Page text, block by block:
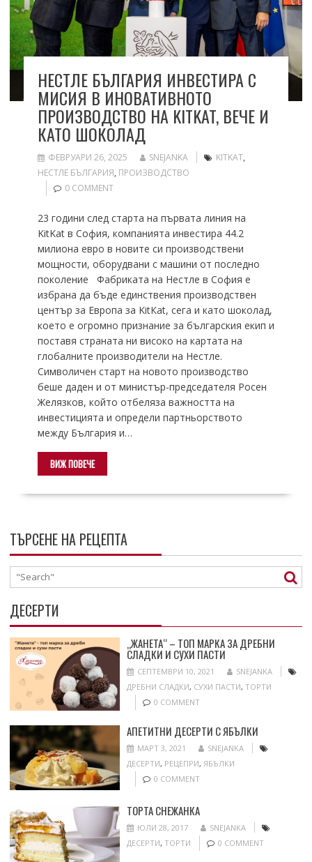
НЕСТЛЕ БЪЛГАРИЯ ИНВЕСТИРА С
МИСИЯ В ИНОВАТИВНОТО
ПРОИЗВОДСТВО НА KITKAT, ВЕЧЕ И
КАТО ШОКОЛАД
ФЕВРУАРИ 26, 2025 SNEJANKA KITKAT,
НЕСТЛЕ БЪЛГАРИЯ, ПРОИЗВОДСТВО
0 COMMENT
23 години след старта на първата линия на
KitKat в София, компанията инвестира 44.2
милиона евро в новите си производствени
мощности, оборудвани с машини от последно
поколение Фабриката на Нестле в София е
избрана да бъде единствения производствен
център за Европа за KitКat, сега и като шоколад,
което е огромно признание за българския екип и
поставя страната ни високо на картата на
глобалните производители на Нестле.
Символичен старт на новото производство
беше даден и от министър-председателя Росен
Желязков, който отбеляза важността на
инвестицията и определи партньорството
между България и…
ВИЖ ПОВЕЧЕ
ТЪРСЕНЕ НА РЕЦЕПТА
ДЕСЕРТИ
„ЖАНЕТА“ – ТОП МАРКА ЗА ДРЕБНИ
СЛАДКИ И СУХИ ПАСТИ
СЕПТЕМВРИ 10, 2021
SNEJANKA
ДРЕБНИ СЛАДКИ, СУХИ ПАСТИ, ТОРТИ
0 COMMENT
АПЕТИТНИ ДЕСЕРТИ С ЯБЪЛКИ
МАРТ 3, 2021
SNEJANKA
ДЕСЕРТИ, РЕЦЕПРИ, ЯБЪЛКИ
0 COMMENT
ТОРТА СНЕЖАНКА
ЮЛИ 28, 2017
SNEJANKA
ДЕСЕРТИ, ТОРТИ 0 COMMENT